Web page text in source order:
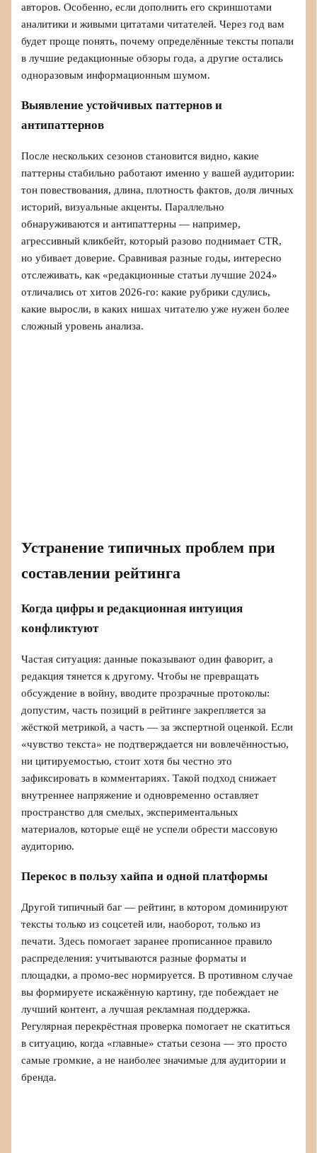
авторов. Особенно, если дополнить его скриншотами
аналитики и живыми цитатами читателей. Через год вам
будет проще понять, почему определённые тексты попали
в лучшие редакционные обзоры года, а другие остались
одноразовым информационным шумом.
Выявление устойчивых паттернов и
антипаттернов
После нескольких сезонов становится видно, какие
паттерны стабильно работают именно у вашей аудитории:
тон повествования, длина, плотность фактов, доля личных
историй, визуальные акценты. Параллельно
обнаруживаются и антипаттерны — например,
агрессивный кликбейт, который разово поднимает CTR,
но убивает доверие. Сравнивая разные годы, интересно
отслеживать, как «редакционные статьи лучшие 2024»
отличались от хитов 2026‑го: какие рубрики сдулись,
какие выросли, в каких нишах читателю уже нужен более
сложный уровень анализа.
Устранение типичных проблем при
составлении рейтинга
Когда цифры и редакционная интуиция
конфликтуют
Частая ситуация: данные показывают один фаворит, а
редакция тянется к другому. Чтобы не превращать
обсуждение в войну, вводите прозрачные протоколы:
допустим, часть позиций в рейтинге закрепляется за
жёсткой метрикой, а часть — за экспертной оценкой. Если
«чувство текста» не подтверждается ни вовлечённостью,
ни цитируемостью, стоит хотя бы честно это
зафиксировать в комментариях. Такой подход снижает
внутреннее напряжение и одновременно оставляет
пространство для смелых, экспериментальных
материалов, которые ещё не успели обрести массовую
аудиторию.
Перекос в пользу хайпа и одной платформы
Другой типичный баг — рейтинг, в котором доминируют
тексты только из соцсетей или, наоборот, только из
печати. Здесь помогает заранее прописанное правило
распределения: учитываются разные форматы и
площадки, а промо‑вес нормируется. В противном случае
вы формируете искажённую картину, где побеждает не
лучший контент, а лучшая рекламная поддержка.
Регулярная перекрёстная проверка помогает не скатиться
в ситуацию, когда «главные» статьи сезона — это просто
самые громкие, а не наиболее значимые для аудитории и
бренда.